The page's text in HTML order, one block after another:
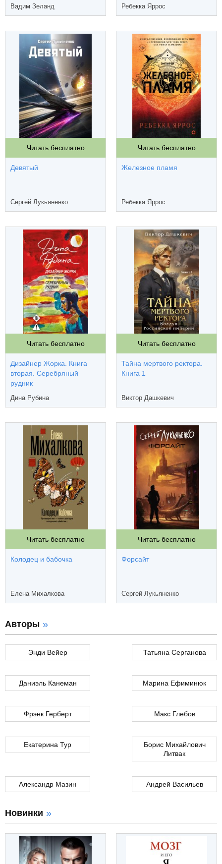
Вадим Зеланд Ребекка Яррос
Читать бесплатно
Девятый
Сергей Лукьяненко
Читать бесплатно
Железное пламя
Ребекка Яррос
Читать бесплатно
Дизайнер Жорка. Книга
вторая. Серебряный
рудник
Дина Рубина
Читать бесплатно
Тайна мертвого ректора.
Книга 1
Виктор Дашкевич
Читать бесплатно
Колодец и бабочка
Елена Михалкова
Читать бесплатно
Форсайт
Сергей Лукьяненко
Авторы
Энди Вейер Татьяна Серганова
Даниэль Канеман Марина Ефиминюк
Фрэнк Герберт Макс Глебов
Екатерина Тур
Борис Михайлович
Литвак
Александр Мазин Андрей Васильев
Новинки